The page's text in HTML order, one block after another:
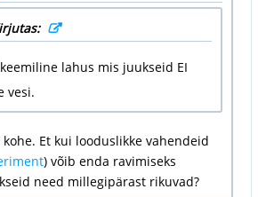
lahus mis juukseid EI
vesi.
Et kui looduslikke vahendeid
) võib enda ravimiseks
need millegipärast rikuvad?